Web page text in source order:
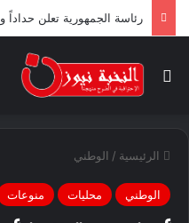
رئاسة الجمهورية تعلن حداداً
بحث عن
الرئيسية / الوطني
الوطني محليات منوعات